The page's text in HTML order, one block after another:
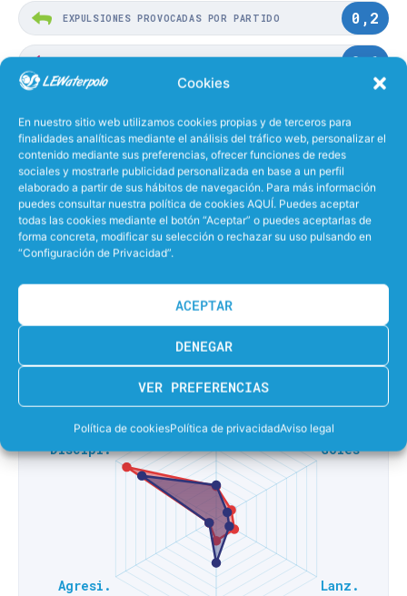
Cookies
En nuestro sitio web utilizamos cookies propias y de terceros para
finalidades analíticas mediante el análisis del tráfico web, personalizar el
contenido mediante sus preferencias, ofrecer funciones de redes
sociales y mostrarle publicidad personalizada en base a un perfil
elaborado a partir de sus hábitos de navegación. Para más información
puedes consultar nuestra política de cookies AQUÍ. Puedes aceptar
todas las cookies mediante el botón “Aceptar” o puedes aceptarlas de
forma concreta, modificar su selección o rechazar su uso pulsando en
“Configuración de Privacidad”.
ACEPTAR
DENEGAR
VER PREFERENCIAS
Política de cookiesPolítica de privacidadAviso legal
EXPULSIONES PROVOCADAS POR PARTIDO 0,2
0,6
EFECTIVIDAD LANZANDO
EFECTIVIDAD LANZANDO PENALTIS 0%
EFECTIVIDAD EN SUPERIORIDAD 0%
67%
0%